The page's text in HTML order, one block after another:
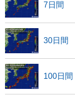
7日間
30日間
100日間